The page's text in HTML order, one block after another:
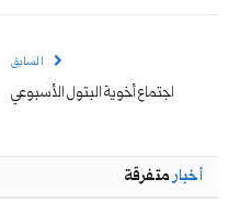
السابق
اجتماع أخوية البتول الأسبوعي
أخبارمتفرقة